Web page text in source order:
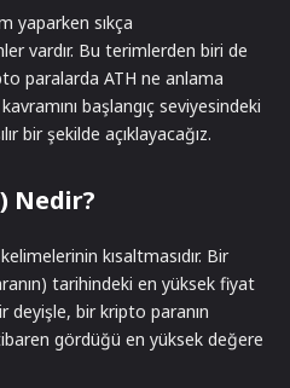
yaparken sıkça
vardır. Bu terimlerden biri de
paralarda ATH ne anlama
başlangıç seviyesindeki
bir şekilde açıklayacağız.
Nedir?
kısaltmasıdır. Bir
tarihindeki en yüksek fiyat
deyişle, bir kripto paranın
gördüğü en yüksek değere